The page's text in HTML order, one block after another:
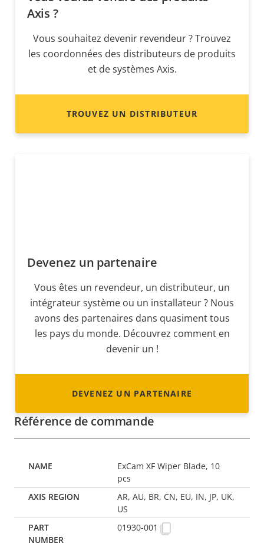
Axis ?
Vous souhaitez devenir revendeur ? Trouvez
les coordonnées des distributeurs de produits
et de systèmes Axis.
TROUVEZ UN DISTRIBUTEUR
Devenez un partenaire
Vous êtes un revendeur, un distributeur, un
intégrateur système ou un installateur ? Nous
avons des partenaires dans quasiment tous
les pays du monde. Découvrez comment en
devenir un !
DEVENEZ UN PARTENAIRE
Référence de commande
ExCam XF Wiper Blade, 10
pcs
AR, AU, BR, CN, EU, IN, JP, UK,
US
01930-001